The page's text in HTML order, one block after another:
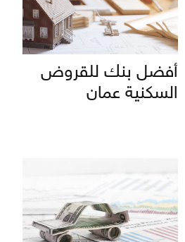
أفضل بنك للقروض
السكنية عمان